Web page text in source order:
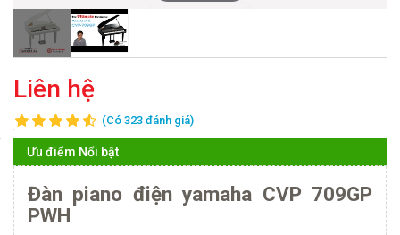
Liên hệ
(Có 323 đánh giá)
Ưu điểm Nổi bật
Đàn piano điện yamaha CVP 709GP
PWH